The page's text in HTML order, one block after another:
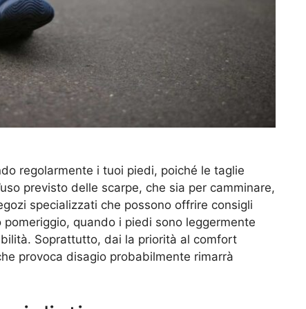
regolarmente i tuoi piedi, poiché le taglie
previsto delle scarpe, che sia per camminare,
specializzati che possono offrire consigli
quando i piedi sono leggermente
Soprattutto, dai la priorità al comfort
provoca disagio probabilmente rimarrà